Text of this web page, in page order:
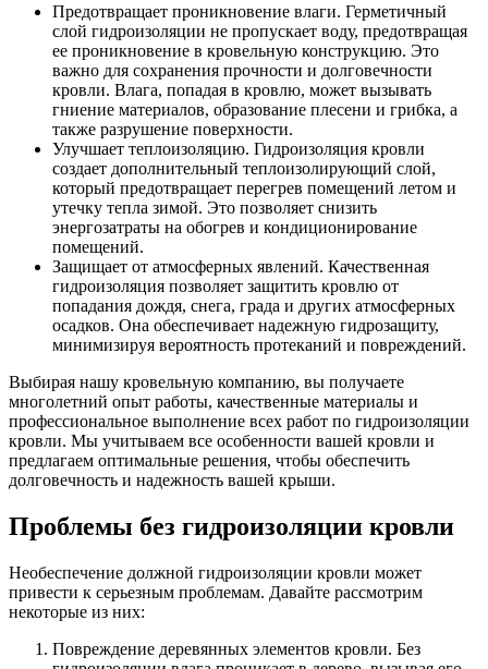
Предотвращает проникновение влаги. Герметичный
слой гидроизоляции не пропускает воду, предотвращая
ее проникновение в кровельную конструкцию. Это
важно для сохранения прочности и долговечности
кровли. Влага, попадая в кровлю, может вызывать
гниение материалов, образование плесени и грибка, а
также разрушение поверхности.
Улучшает теплоизоляцию. Гидроизоляция кровли
создает дополнительный теплоизолирующий слой,
который предотвращает перегрев помещений летом и
утечку тепла зимой. Это позволяет снизить
энергозатраты на обогрев и кондиционирование
помещений.
Защищает от атмосферных явлений. Качественная
гидроизоляция позволяет защитить кровлю от
попадания дождя, снега, града и других атмосферных
осадков. Она обеспечивает надежную гидрозащиту,
минимизируя вероятность протеканий и повреждений.
Выбирая нашу кровельную компанию, вы получаете
многолетний опыт работы, качественные материалы и
профессиональное выполнение всех работ по гидроизоляции
кровли. Мы учитываем все особенности вашей кровли и
предлагаем оптимальные решения, чтобы обеспечить
долговечность и надежность вашей крыши.
Проблемы без гидроизоляции кровли
Необеспечение должной гидроизоляции кровли может
привести к серьезным проблемам. Давайте рассмотрим
некоторые из них:
Повреждение деревянных элементов кровли. Без